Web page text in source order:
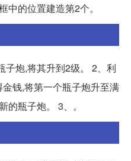
中的位置建造第2个。
子炮,将其升到2级。 2、利
钱,将第一个瓶子炮升至满
的瓶子炮。 3、。